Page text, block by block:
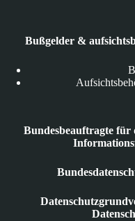
Bußgelder &
Bundesbeauftragte für